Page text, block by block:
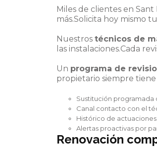
Miles de clientes en Sant
más.Solicita hoy mismo
Nuestros técnicos de
las instalaciones.Cada
Un programa de
propietario siempre tiene
Sustitución
Canal contacto con el
Histórico de
Alertas proactivas por
Renovación